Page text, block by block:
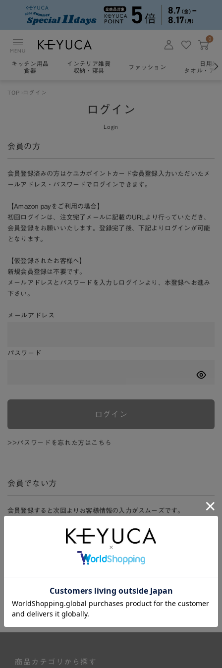
MENU
0
キッチン用品
食器
インテリア雑貨
収納・寝具
ファッション
日用雑
タオル・ア
TOP ログイン
ログイン
Login
会員の方
会員登録済みの方はケユカポイントカード会員登録入力いただいたメ
ールアドレス・パスワードでログインできます。
【Amazon payをご利用の場合】
初回ログインは、注文完了メールに記載のURLより行っていただき、
会員登録をお願いいたします。登録完了後、下記よりログインが可能
となります。
【仮登録されたお客様へ】
新規会員登録は不要です。
メールアドレスとパスワードを入力しログインより、本登録へお進み
下さい。
メールアドレス
パスワード
ログイン
>>パスワードを忘れた方はこちら
会員でない方
会員登録すると次回よりお客様情報の入力がスムーズです。
ージ、購入履歴をご利用いただけます。
商品カテゴリから探す